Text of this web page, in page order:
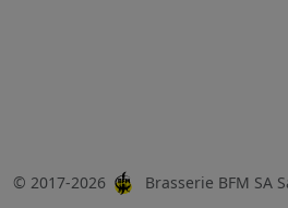
© 2017-2026 Brasserie BFM SA